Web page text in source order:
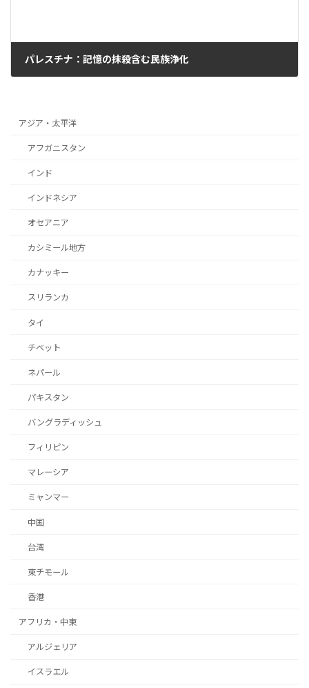
パレスチナ：記憶の抹殺含む民族浄化
アジア・太平洋
アフガニスタン
インド
インドネシア
オセアニア
カシミール地方
カナッキー
スリランカ
タイ
チベット
ネパール
パキスタン
バングラディッシュ
フィリピン
マレーシア
ミャンマー
中国
台湾
東チモール
香港
アフリカ・中東
アルジェリア
イスラエル